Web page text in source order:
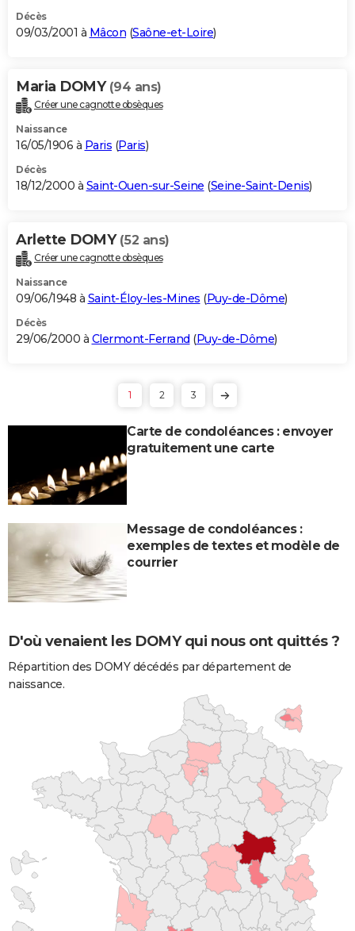
Décès
09/03/2001 à Mâcon (Saône-et-Loire)
Maria DOMY (94 ans)
Créer une cagnotte obsèques
Naissance
16/05/1906 à Paris (Paris)
Décès
18/12/2000 à Saint-Ouen-sur-Seine (Seine-Saint-Denis)
Arlette DOMY (52 ans)
Créer une cagnotte obsèques
Naissance
09/06/1948 à Saint-Éloy-les-Mines (Puy-de-Dôme)
Décès
29/06/2000 à Clermont-Ferrand (Puy-de-Dôme)
1 2 3
Carte de condoléances : envoyer
gratuitement une carte
Message de condoléances :
exemples de textes et modèle de
courrier
D'où venaient les DOMY qui nous ont quittés ?
Répartition des DOMY décédés par département de
naissance.